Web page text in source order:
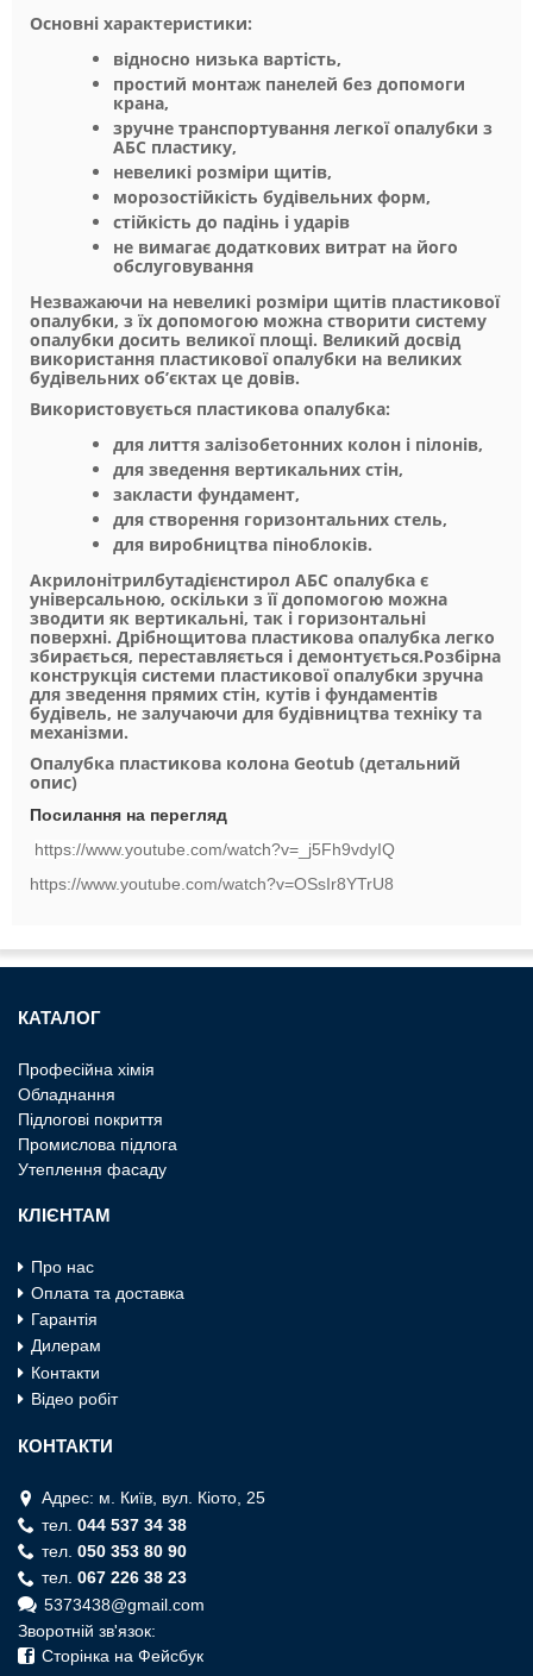
Основні характеристики:
відносно низька вартість,
простий монтаж панелей без допомоги
крана,
зручне транспортування легкої опалубки з
АБС пластику,
невеликі розміри щитів,
морозостійкість будівельних форм,
стійкість до падінь і ударів
не вимагає додаткових витрат на його
обслуговування
Незважаючи на невеликі розміри щитів пластикової
опалубки, з їх допомогою можна створити систему
опалубки досить великої площі. Великий досвід
використання пластикової опалубки на великих
будівельних об’єктах це довів.
Використовується пластикова опалубка:
для лиття залізобетонних колон і пілонів,
для зведення вертикальних стін,
закласти фундамент,
для створення горизонтальних стель,
для виробництва піноблоків.
Акрилонітрилбутадієнстирол АБС опалубка є
універсальною, оскільки з її допомогою можна
зводити як вертикальні, так і горизонтальні
поверхні. Дрібнощитова пластикова опалубка легко
збирається, переставляється і демонтується.Розбірна
конструкція системи пластикової опалубки зручна
для зведення прямих стін, кутів і фундаментів
будівель, не залучаючи для будівництва техніку та
механізми.
Опалубка пластикова колона Geotub (детальний
опис)
Посилання на перегляд
https://www.youtube.com/watch?v=_j5Fh9vdyIQ
https://www.youtube.com/watch?v=OSsIr8YTrU8
КАТАЛОГ
Професiйна хiмiя
Обладнання
Пiдлоговi покриття
Промислова пiдлога
Утеплення фасаду
КЛІЄНТАМ
Про нас
Оплата та доставка
Гарантія
Дилерам
Контакти
Відео робіт
КОНТАКТИ
Адрес: м. Київ, вул. Кiото, 25
тел. 044 537 34 38
тел. 050 353 80 90
тел. 067 226 38 23
5373438@gmail.com
Зворотній зв'язок:
Сторінка на Фейсбук